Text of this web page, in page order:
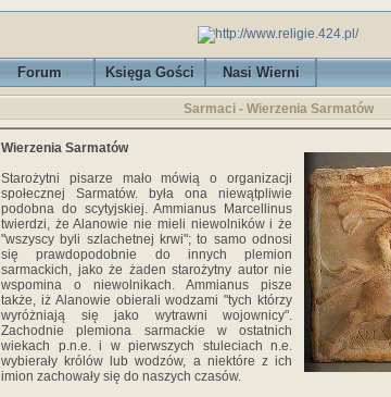
Forum Księga Gości Nasi Wierni
Sarmaci - Wierzenia Sarmatów
Wierzenia Sarmatów
Starożytni pisarze mało mówią o organizacji
społecznej Sarmatów. była ona niewątpliwie
podobna do scytyjskiej. Ammianus Marcellinus
twierdzi, że Alanowie nie mieli niewolników i że
"wszyscy byli szlachetnej krwi"; to samo odnosi
się prawdopodobnie do innych plemion
sarmackich, jako że żaden starożytny autor nie
wspomina o niewolnikach. Ammianus pisze
także, iż Alanowie obierali wodzami "tych którzy
wyróżniają się jako wytrawni wojownicy".
Zachodnie plemiona sarmackie w ostatnich
wiekach p.n.e. i w pierwszych stuleciach n.e.
wybierały królów lub wodzów, a niektóre z ich
imion zachowały się do naszych czasów.